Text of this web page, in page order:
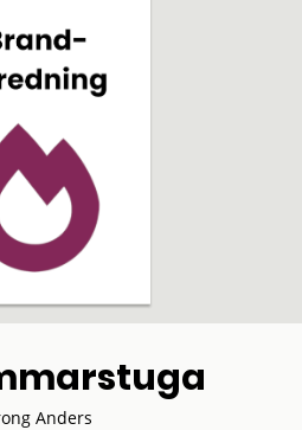
Anders